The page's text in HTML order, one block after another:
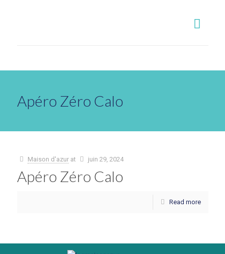
Apéro Zéro Calo
Maison d'azur at juin 29, 2024
Apéro Zéro Calo
Read more